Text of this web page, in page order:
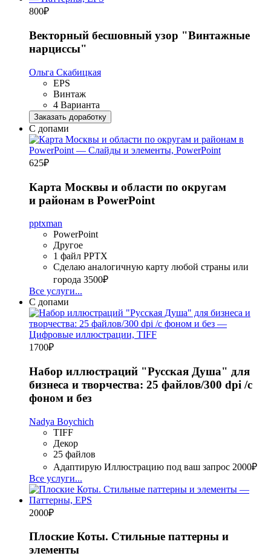
800₽
Векторный бесшовный узор "Винтажные
нарциссы"
Ольга Скабицкая
EPS
Винтаж
4 Варианта
Заказать доработку
С допами
625₽
Карта Москвы и области по округам
и районам в PowerPoint
pptxman
PowerPoint
Другое
1 файл PPTX
Сделаю аналогичную карту любой страны или
города 3500₽
Все услуги...
С допами
1700₽
Набор иллюстраций "Русская Душа" для
бизнеса и творчества: 25 файлов/300 dpi /с
фоном и без
Nadya Boychich
TIFF
Декор
25 файлов
Адаптирую Иллюстрацию под ваш запрос 2000₽
Все услуги...
2000₽
Плоские Коты. Стильные паттерны и
элементы